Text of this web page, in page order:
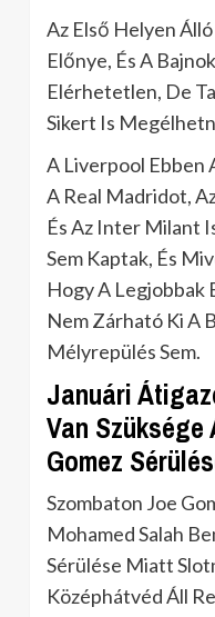
Az Első Helyen
Előnye, És A
Elérhetetlen, De
Sikert Is
A Liverpool Ebben
A Real Madridot,
És Az Inter Milant
Sem Kaptak, És
Hogy A Legjobbak
Nem Zárható Ki A
Mélyrepülés Sem.
Januári
Van
Gomez
Szombaton Joe
Mohamed Salah
Sérülése Miatt
Középhátvéd Áll